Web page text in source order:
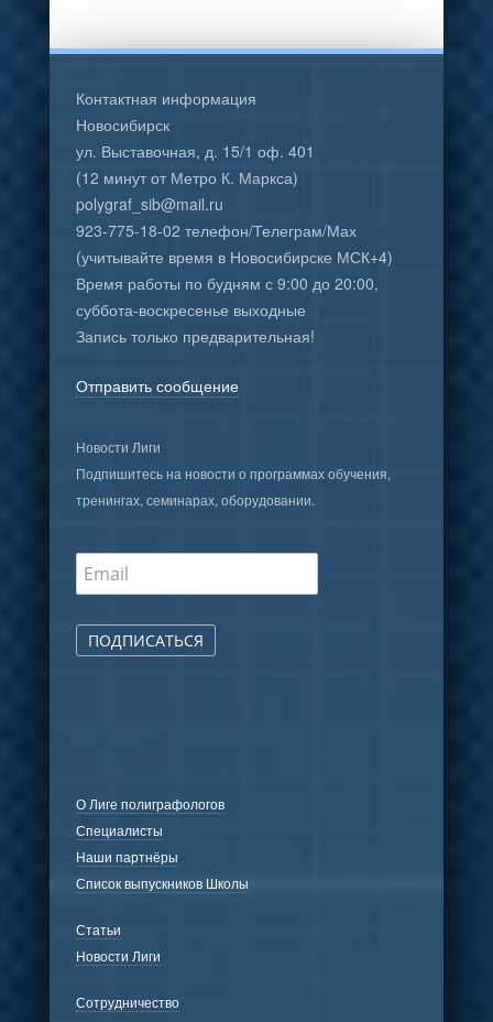
Контактная информация
Новосибирск
ул. Выставочная, д. 15/1 оф. 401
(12 минут от Метро К. Маркса)
polygraf_sib@mail.ru
923-775-18-02 телефон/Телеграм/Мах
(учитывайте время в Новосибирске МСК+4)
Время работы по будням с 9:00 до 20:00,
суббота-воскресенье выходные
Запись только предварительная!
Отправить сообщение
Новости Лиги
Подпишитесь на новости о программах обучения,
тренингах, семинарах, оборудовании.
ПОДПИСАТЬСЯ
О Лиге полиграфологов
Специалисты
Наши партнёры
Список выпускников Школы
Статьи
Новости Лиги
Сотрудничество